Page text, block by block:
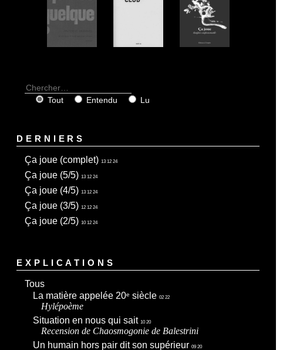
Tout Entendu Lu
DERNIERS
Ça joue (complet) 13 12 24
Ça joue (5/5) 13 12 24
Ça joue (4/5) 13 12 24
Ça joue (3/5) 12 12 24
Ça joue (2/5) 10 12 24
EXPLICATIONS
Tous
La matière appelée 20e siècle 02 22
Hylépoème
Situation en nous qui sait 10 20
Recension de Chaosmogonie de Balestrini
Un humain hors pair dit son supérieur 09 20